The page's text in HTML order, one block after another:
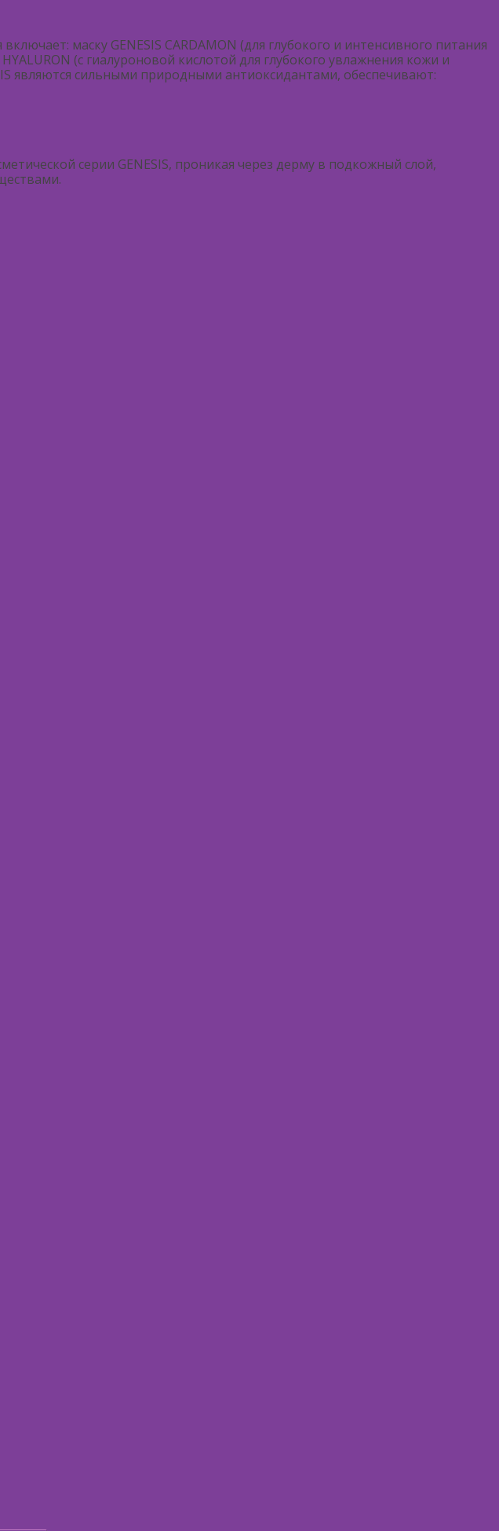
маску GENESIS CARDAMON (для глубокого и интенсивного питания
(с гиалуроновой кислотой для глубокого увлажнения кожи и
являются сильными природными антиоксидантами, обеспечивают:
серии GENESIS, проникая через дерму в подкожный слой,